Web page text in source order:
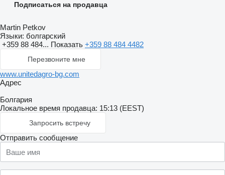
Подписаться на продавца
Martin Petkov
Языки: болгарский
+359 88 484... Показать +359 88 484 4482
Перезвоните мне
www.unitedagro-bg.com
Адрес
Болгария
Локальное время продавца: 15:13 (EEST)
Запросить встречу
Отправить сообщение